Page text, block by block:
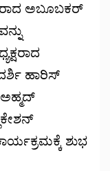
ಅಬೂಬಕರ್
ಹಾರಿಸ್
ಶುಭ